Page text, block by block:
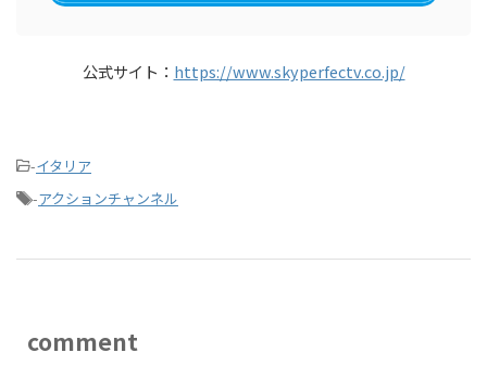
公式サイト： https://www.skyperfectv.co.jp/
-イタリア
-アクションチャンネル
comment